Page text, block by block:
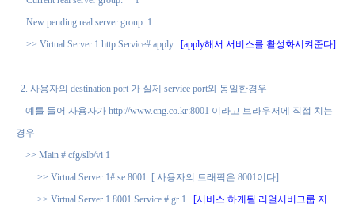
New pending real server group: 1
>> Virtual Server 1 http Service# apply
[apply해서 서비스를 활성화시켜준다]
2. 사용자의 destination port 가 실제 service port와 동일한경우
예를 들어 사용자가 http://www.cng.co.kr:8001 이라고 브라우저에 직접 치는
경우
>> Main # cfg/slb/vi 1
>> Virtual Server 1# se 8001
[ 사용자의 트래픽은 8001이다]
>> Virtual Server 1 8001 Service # gr 1
[서비스 하게될 리얼서버그룹 지